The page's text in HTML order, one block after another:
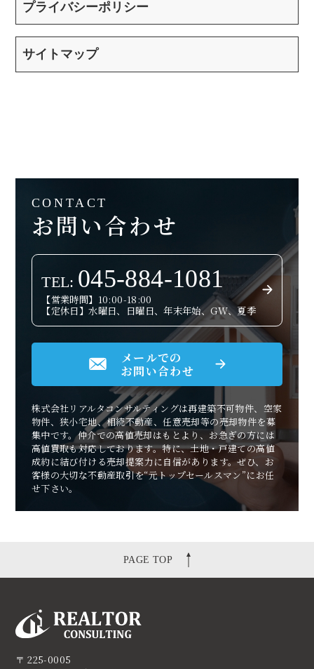
プライバシーポリシー
サイトマップ
CONTACT
お問い合わせ
TEL: 045-884-1081
【営業時間】10:00-18:00
【定休日】水曜日、日曜日、年末年始、GW、夏季
メールでの
お問い合わせ
株式会社リアルタコンサルティングは再建築不可物件、空家
物件、狭小宅地、相続不動産、任意売却等の売却物件を募
集中です。仲介での高値売却はもとより、お急ぎの方には
高値買取も対応しております。特に、土地・戸建ての高値
成約に結び付ける売却提案力に自信があります。ぜひ、お
客様の大切な不動産取引を“元トップセールスマン”にお任
せ下さい。
PAGE TOP
〒 225-0005